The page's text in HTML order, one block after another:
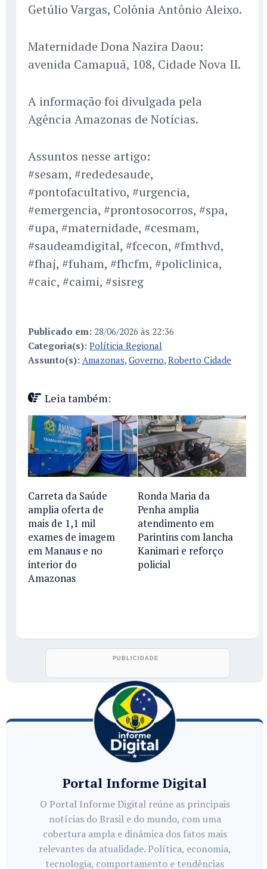
Getúlio Vargas, Colônia Antônio Aleixo.
Maternidade Dona Nazira Daou:
avenida Camapuã, 108, Cidade Nova II.
A informação foi divulgada pela
Agência Amazonas de Notícias.
Assuntos nesse artigo:
#sesam, #rededesaude,
#pontofacultativo, #urgencia,
#emergencia, #prontosocorros, #spa,
#upa, #maternidade, #cesmam,
#saudeamdigital, #fcecon, #fmthvd,
#fhaj, #fuham, #fhcfm, #policlinica,
#caic, #caimi, #sisreg
Publicado em: 28/06/2026 às 22:36
Categoria(s): Políticia Regional
Assunto(s): Amazonas, Governo, Roberto Cidade
Leia também:
Carreta da Saúde
amplia oferta de
mais de 1,1 mil
exames de imagem
em Manaus e no
interior do
Amazonas
Ronda Maria da
Penha amplia
atendimento em
Parintins com lancha
Kanimari e reforço
policial
Portal Informe Digital
O Portal Informe Digital reúne as principais
notícias do Brasil e do mundo, com uma
cobertura ampla e dinâmica dos fatos mais
relevantes da atualidade. Política, economia,
tecnologia, comportamento e tendências